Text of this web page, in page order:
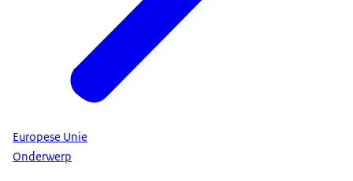
Europese Unie
Onderwerp